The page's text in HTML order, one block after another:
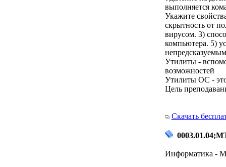
выполняется
Укажите
скрытность от
вирусом. 3)
компьютера. 5)
Утилиты -
возможностей
Утилиты ОС -
Цель
Скачать
Информатика -